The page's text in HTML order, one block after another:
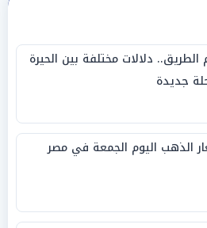
دلالات مختلفة بين الحيرة
جديدة
الذهب اليوم الجمعة في مصر